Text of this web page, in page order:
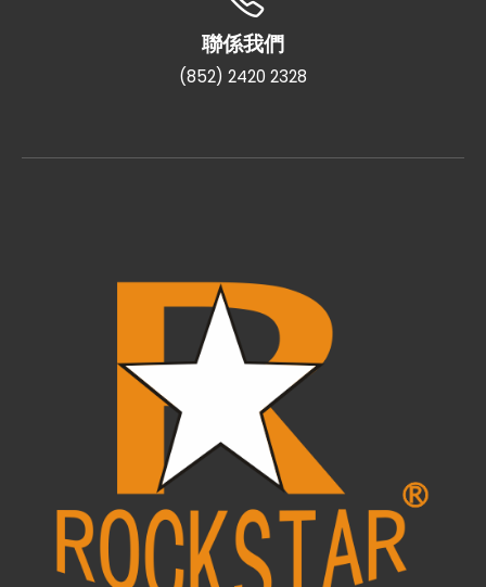
聯係我們
(852) 2420 2328